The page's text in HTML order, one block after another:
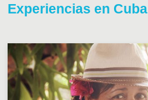
Experiencias en Cuba